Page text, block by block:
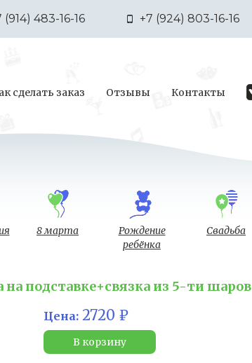
(914) 483-16-16 +7 (924) 803-16-16
сделать заказ Отзывы Контакты
8 марта
Рождение
ребёнка
Свадьба
подставке+связка из 5-ти шаров
Цена:2720 ₽
В корзину